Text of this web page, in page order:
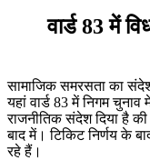
वार्ड 83 में
सामाजिक समरसता का
यहां वार्ड 83 में निगम
राजनीतिक संदेश दिया है
बाद में। टिकिट निर्णय के
रहे हैं।